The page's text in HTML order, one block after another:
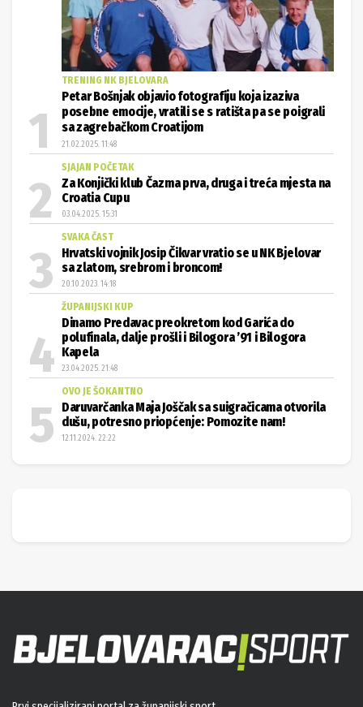
TRENING NK BJELOVARA
Petar Bošnjak objavio fotografiju koja izaziva
posebne emocije, vratili se s ratišta pa se poigrali
sa zagrebačkom Croatijom
21.02.2025. 11:48
SJAJAN POČETAK
Za Konjički klub Čazma prva, druga i treća mjesta na
Croatia Cupu
03.04.2025. 15:31
SVAKA ČAST
Hrvatski vojnik Josip Čikvar vratio se u NK Bjelovar
sa zlatom, srebrom i broncom!
20.10.2023. 14:18
ŽUPANIJSKI KUP
Dinamo Predavac preokretom kod Garića do
polufinala, dalje prošli i Bilogora ’91 i Bilogora
Kapela
23.04.2025. 21:48
OVO JE ŠOKANTNO
Daruvarčanka Maja Joščak sa suigračicama otvorila
dušu, potresno priopćenje: Pomozite nam!
12.11.2024. 22:22